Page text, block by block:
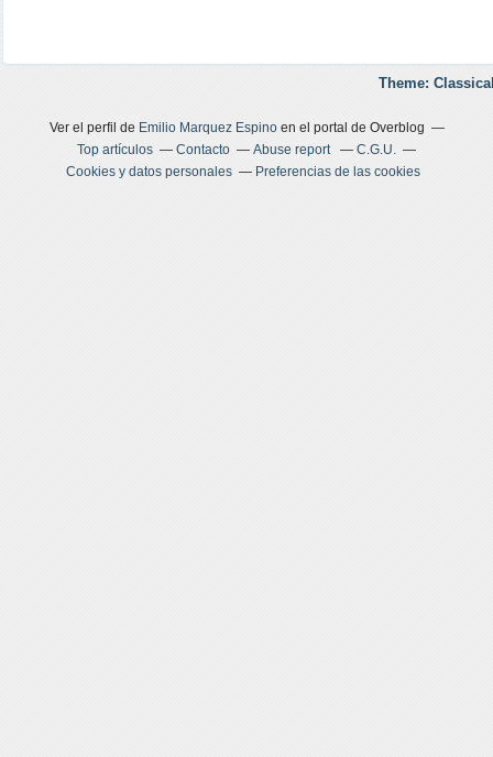
Theme:
Ver el perfil de Emilio Marquez Espinoen el portal de Overblog
Top artículos
Contacto Abuse report
C.G.U.
Cookies y datos personales
Preferencias de las cookies